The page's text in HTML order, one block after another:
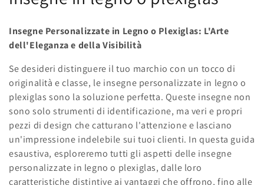
l
l
e
c
t
i
Insegne Personalizzate in Legno o Plexiglas: L'Arte
dell'Eleganza e della Visibilità
Se desideri distinguere il tuo marchio con un tocco di
originalità e classe, le insegne personalizzate in legno o
plexiglas sono la soluzione perfetta. Queste insegne non
sono solo strumenti di identificazione, ma veri e propri
pezzi di design che catturano l'attenzione e lasciano
un'impressione indelebile sui tuoi clienti. In questa guida
esaustiva, esploreremo tutti gli aspetti delle insegne
personalizzate in legno o plexiglas, dalle loro
caratteristiche distintive ai vantaggi che offrono, fino alle